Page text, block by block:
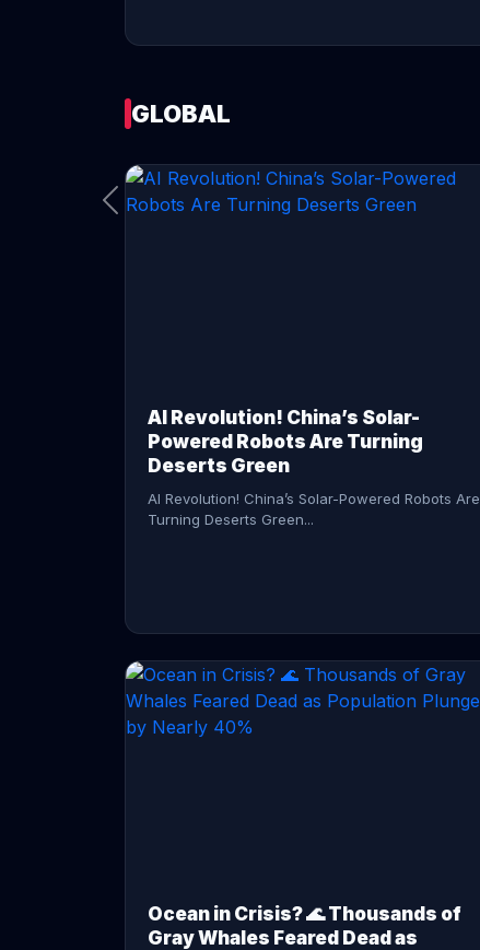
GLOBAL
AI Revolution! China’s Solar-
Powered Robots Are Turning
Deserts Green
AI Revolution! China’s Solar-Powered Robots Are
Turning Deserts Green...
Ocean in Crisis? 🌊 Thousands of
Gray Whales Feared Dead as